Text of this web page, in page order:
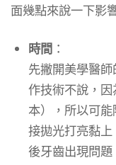
面幾點來說一下影
時間 ：
先撇開美學醫
作技術不說，
本），所以可
接拋光打亮黏
後牙齒出現問